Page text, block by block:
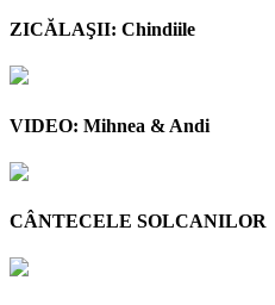
ZICĂLAŞII: Chindiile
VIDEO: Mihnea & Andi
CÂNTECELE SOLCANILOR